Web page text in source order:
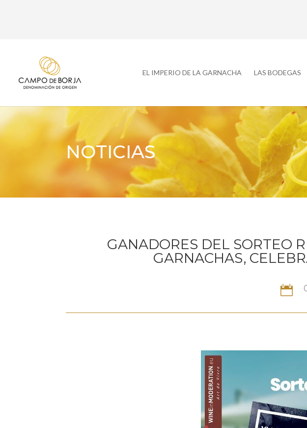
EL IMPERIO DE LA GARNACHA LAS BODEGAS
NOTICIAS
GANADORES DEL SORTEO
GARNACHAS,
